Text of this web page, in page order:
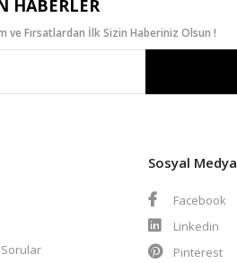
HABERLER
ve Fırsatlardan İlk Sizin Haberiniz Olsun !
Sorular
Sosyal Medya
Facebook
Linkedin
Pinterest